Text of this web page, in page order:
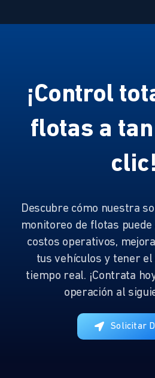
¡Control
flotas a
clic!
Descubre cómo nuestra
monitoreo de flotas
costos operativos,
tus vehículos y tener
tiempo real. ¡Contrata
operación al
Solicitar